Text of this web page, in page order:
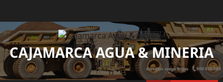
CAJAMARCA AGUA & MINERIA